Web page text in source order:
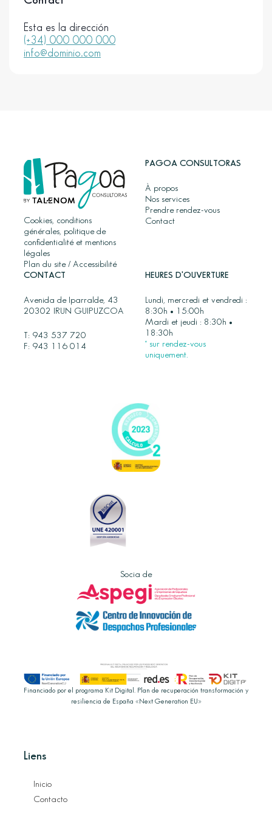
Esta es la dirección
(+34) 000 000 000
info@dominio.com
Cookies, conditions
générales, politique de
confidentialité et mentions
légales
Plan du site/ Accessibilité
PAGOA CONSULTORAS
À propos
Nos services
Prendre rendez-vous
Contact
CONTACT
Avenida de Iparralde, 43
20302 IRUN GUIPUZCOA
T: 943 537 720
F: 943 116 014
HEURES D'OUVERTURE
Lundi, mercredi et vendredi :
8:30h • 15:00h
Mardi et jeudi : 8:30h •
18:30h
* sur rendez-vous
uniquement.
Socia de
Financiado por el programa Kit Digital. Plan de recuperación transformación y
resiliencia de España «Next Generation EU»
Liens
Inicio
Contacto